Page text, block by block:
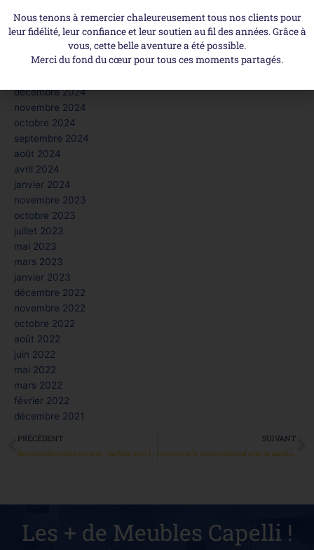
juin 2025
mai 2025
mars 2025
décembre 2024
novembre 2024
octobre 2024
septembre 2024
août 2024
avril 2024
janvier 2024
novembre 2023
octobre 2023
juillet 2023
mai 2023
mars 2023
janvier 2023
décembre 2022
novembre 2022
octobre 2022
août 2022
juin 2022
mai 2022
mars 2022
février 2022
décembre 2021
Précédent
PRÉCÉDENT SUIVANT
Les + de Meubles Capelli !
Nous tenons à remercier chaleureusement tous nos clients pour
leur fidélité, leur confiance et leur soutien au fil des années. Grâce à
vous, cette belle aventure a été possible.
Merci du fond du cœur pour tous ces moments partagés.